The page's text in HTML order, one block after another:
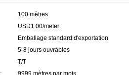
100 mètres
USD1.00/meter
Emballage standard d'exportation
5-8 jours ouvrables
T/T
9999 mètres par mois